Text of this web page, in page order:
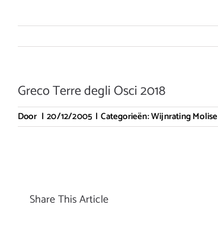
Greco Terre degli Osci 2018
Door | 20/12/2005 | Categorieën:Wijnrating Molise
Share This Article